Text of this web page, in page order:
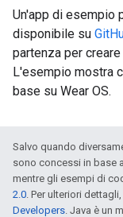
Un'app di esempio
disponibile su
partenza per
L'esempio mostra
base su Wear OS.
Salvo quando
sono concessi in base
mentre gli esempi di
2.0. Per ulteriori
Developers. Java è un